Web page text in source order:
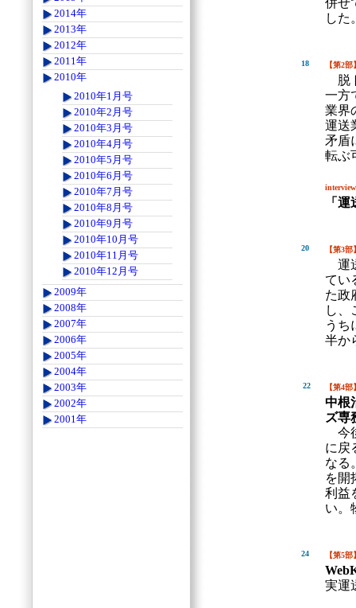
併せ
した
18 【第2部
脱
一方
業界
運送
矛盾
転ぶ
interview
「
20 【第3部
運
てい
た政
し、
うち
半か
22 【第4部
中根
ズ専
今
に戻
なる
を開
利益
い。
24 【第5部
実運
2014年
2013年
2012年
2011年
2010年
2010年1月号
2010年2月号
2010年3月号
2010年4月号
2010年5月号
2010年6月号
2010年7月号
2010年8月号
2010年9月号
2010年10月号
2010年11月号
2010年12月号
2009年
2008年
2007年
2006年
2005年
2004年
2003年
2002年
2001年